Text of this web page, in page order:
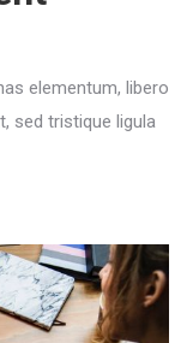
elementum, libero
sed tristique ligula